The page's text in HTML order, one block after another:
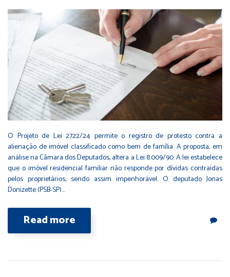
O Projeto de Lei 2722/24 permite o registro de protesto contra a
alienação de imóvel classificado como bem de família. A proposta, em
análise na Câmara dos Deputados, altera a Lei 8.009/90. A lei estabelece
que o imóvel residencial familiar não responde por dívidas contraídas
pelos proprietários, sendo assim impenhorável. O deputado Jonas
Donizette (PSB-SP)…
Read more